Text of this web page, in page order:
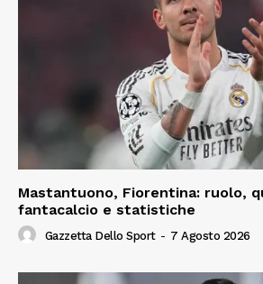
Mastantuono, Fiorentina: ruolo,
fantacalcio e statistiche
Gazzetta Dello Sport - 7 Agosto 2026